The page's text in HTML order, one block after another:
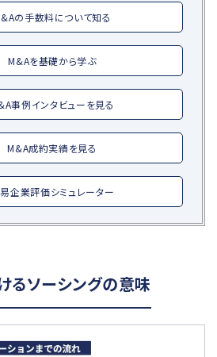
の手数料について知る
M&Aを基礎から学ぶ
事例インタビューを見る
M&A成約実績を見る
企業評価シミュレーター
るソーシングの意味